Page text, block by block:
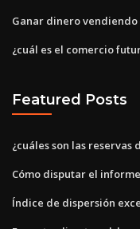
Ganar dinero vendiendo
¿cuál es el comercio
Featured Posts
¿cuáles son las reservas
Cómo disputar el
Índice de dispersión